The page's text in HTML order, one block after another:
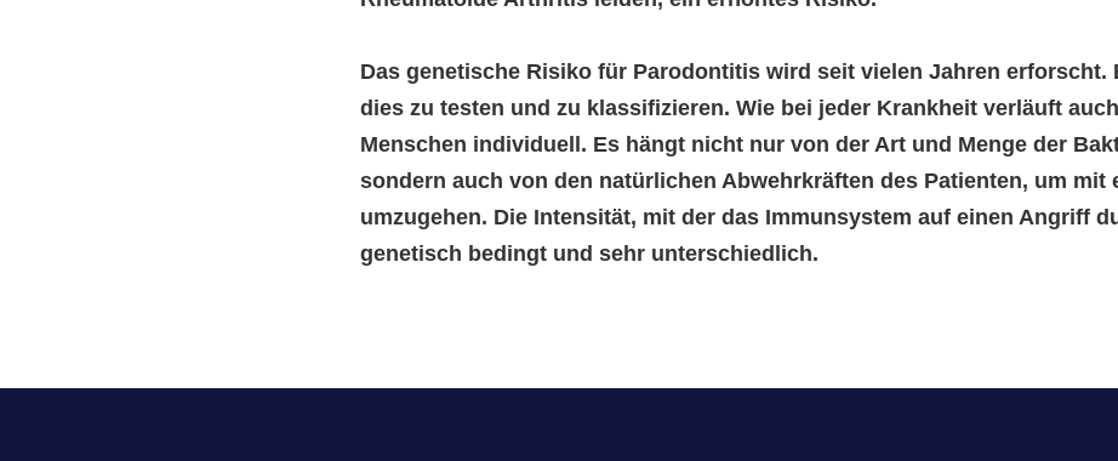
Das genetische Risiko für Parodontitis wird seit vielen Jahren
dies zu testen und zu klassifizieren. Wie bei jeder Krankheit verläuft
Menschen individuell. Es hängt nicht nur von der Art und Menge der
sondern auch von den natürlichen Abwehrkräften des Patienten, um mit
umzugehen. Die Intensität, mit der das Immunsystem auf einen Angriff
genetisch bedingt und sehr unterschiedlich.